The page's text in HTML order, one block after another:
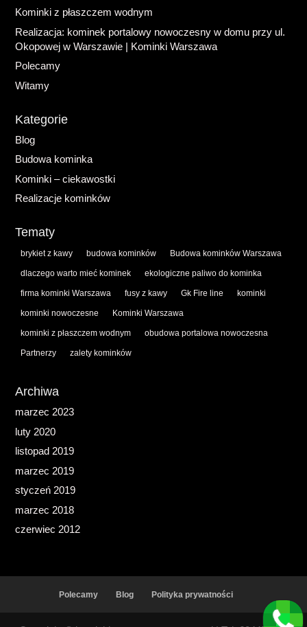
Kominki z płaszczem wodnym
Realizacja: kominek portalowy nowoczesny w domu przy ul.
Okopowej w Warszawie | Kominki Warszawa
Polecamy
Witamy
Kategorie
Blog
Budowa kominka
Kominki – ciekawostki
Realizacje kominków
Tematy
brykiet z kawy budowa kominków Budowa kominków Warszawa
dlaczego warto mieć kominek ekologiczne paliwo do kominka
firma kominki Warszawa fusy z kawy Gk Fire line kominki
kominki nowoczesne Kominki Warszawa
kominki z płaszczem wodnym obudowa portalowa nowoczesna
Partnerzy zalety kominków
Archiwa
marzec 2023
luty 2020
listopad 2019
marzec 2019
styczeń 2019
marzec 2018
czerwiec 2012
Polecamy Blog Polityka prywatności